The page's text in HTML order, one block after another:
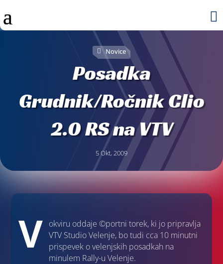

Novice
Posadka
Grudnik/Ročnik Clio
2.0 RS na VTV
5 Okt, 2009
V okviru oddaje ©portni torek, ki jo pripravlja
VTV Studio Velenje, bo tudi cca 10 minutni
prispevek o velenjskih posadkah na
minulem Rally-u Velenje.